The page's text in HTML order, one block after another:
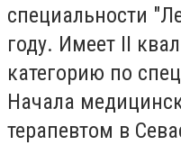
специальности
году. Имеет II
категорию по
Начала
терапевтом в